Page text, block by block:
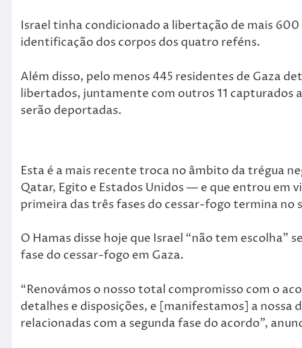
Israel tinha condicionado a libertação de mais
identificação dos corpos dos quatro reféns.
Além disso, pelo menos 445 residentes de Gaza
libertados, juntamente com outros 11 capturados
serão deportadas.
Esta é a mais recente troca no âmbito da trégua
Qatar, Egito e Estados Unidos — e que entrou em
primeira das três fases do cessar-fogo termina no
O Hamas disse hoje que Israel “não tem escolha”
fase do cessar-fogo em Gaza.
“Renovámos o nosso total compromisso com o
detalhes e disposições, e [manifestamos] a nossa
relacionadas com a segunda fase do acordo”,